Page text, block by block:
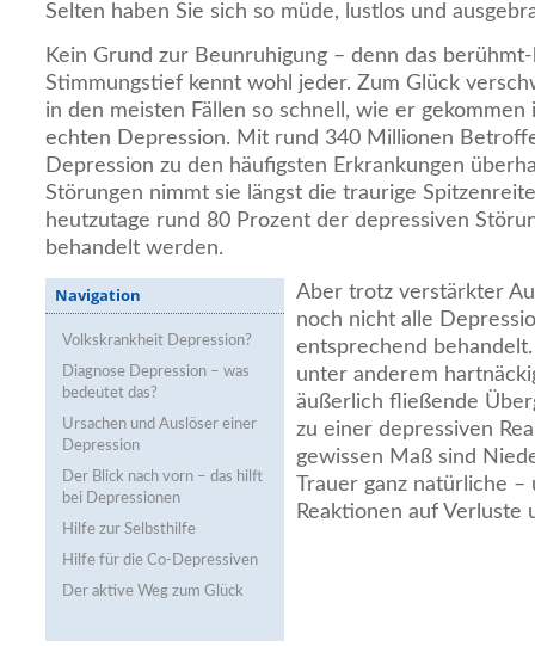
Selten haben Sie sich so müde, lustlos und
Kein Grund zur Beunruhigung – denn das
Stimmungstief kennt wohl jeder. Zum Glück
in den meisten Fällen so schnell, wie er gekommen
echten Depression. Mit rund 340 Millionen
Depression zu den häufigsten Erkrankungen
Störungen nimmt sie längst die traurige
heutzutage rund 80 Prozent der depressiven
behandelt werden.
Navigation
Volkskrankheit Depression?
Diagnose Depression – was
bedeutet das?
Ursachen und Auslöser einer
Depression
Der Blick nach vorn – das hilft
bei Depressionen
Hilfe zur Selbsthilfe
Hilfe für die Co-Depressiven
Der aktive Weg zum Glück
Aber trotz verstärkter
noch nicht alle
entsprechend
unter anderem
äußerlich fließende
zu einer depressiven
gewissen Maß sind
Trauer ganz natürliche –
Reaktionen auf